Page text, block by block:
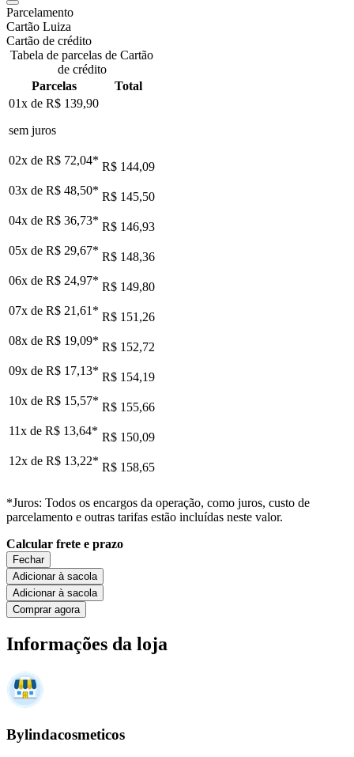
Parcelamento
Cartão Luiza
Cartão de crédito
Tabela de parcelas de Cartão
de crédito
Parcelas
Total
01x de R$ 139,90
sem juros
02x de R$ 72,04* R$ 144,09
03x de R$ 48,50* R$ 145,50
04x de R$ 36,73* R$ 146,93
05x de R$ 29,67* R$ 148,36
06x de R$ 24,97* R$ 149,80
07x de R$ 21,61 * R$ 151,26
08x de R$ 19,09* R$ 152,72
09x de R$ 17,13* R$ 154,19
10x de R$ 15,57* R$ 155,66
11x de R$ 13,64* R$ 150,09
12x de R$ 13,22* R$ 158,65
*Juros: Todos os encargos da operação, como juros, custo de
parcelamento e outras tarifas estão incluídas neste valor.
Calcular frete e prazo
Fechar
Adicionar à sacola
Adicionar à sacola
Comprar agora
Informações da loja
Bylindacosmeticos